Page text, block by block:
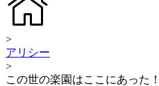
>
アリシー
>
この世の楽園はここにあっ